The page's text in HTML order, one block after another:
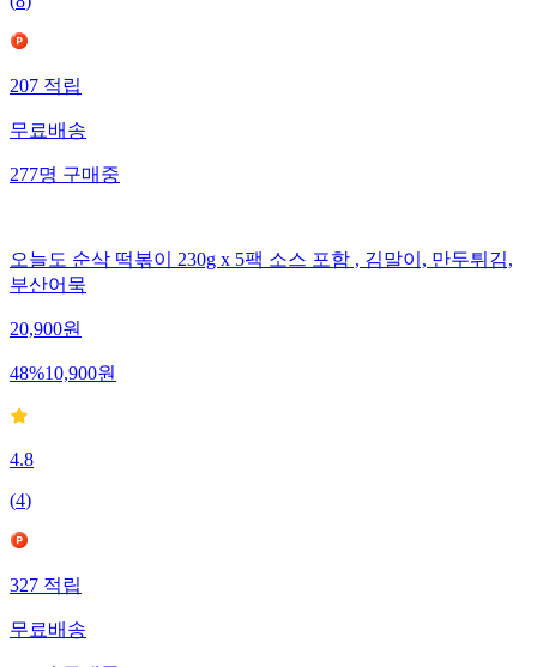
(8)
207적립
무료배송
277명구매중
오늘도 순삭 떡볶이 230g x 5팩 소스 포함 , 김말이, 만두튀김,
부산어묵
20,900원
48%10,900원
4.8
(4)
327적립
무료배송